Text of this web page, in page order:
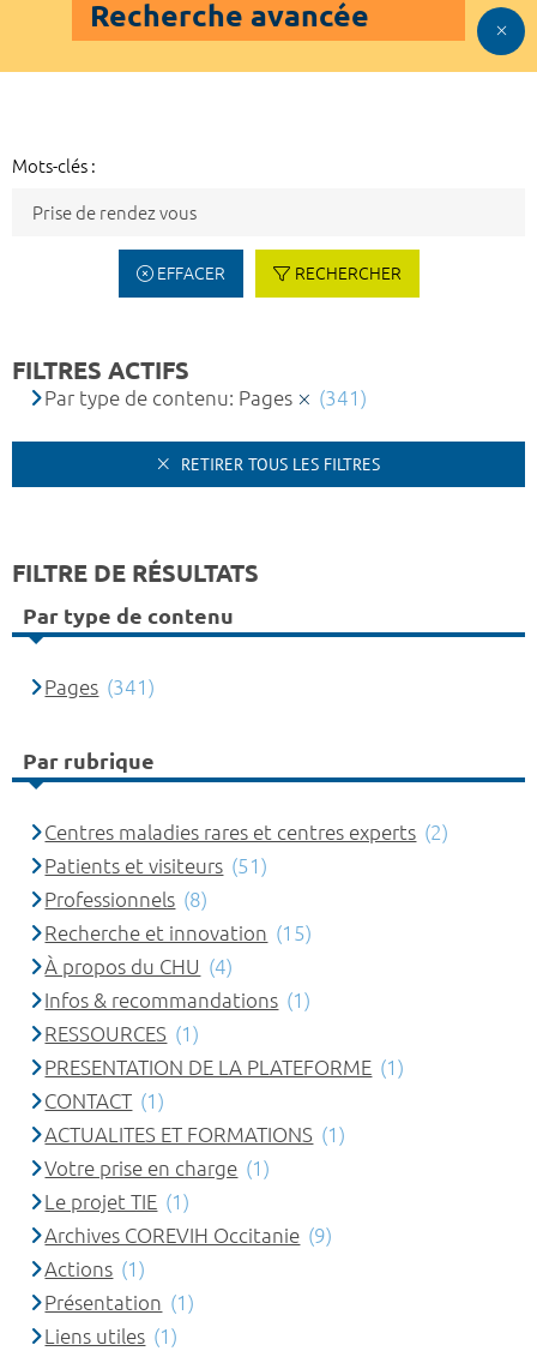
Recherche avancée
Mots-clés :
EFFACER RECHERCHER
FILTRES ACTIFS
Par type de contenu: Pages (341)
RETIRER TOUS LES FILTRES
FILTRE DE RÉSULTATS
Par type de contenu
Pages (341)
Par rubrique
Centres maladies rares et centres experts (2)
Patients et visiteurs (51)
Professionnels (8)
Recherche et innovation (15)
À propos du CHU (4)
Infos & recommandations (1)
RESSOURCES (1)
PRESENTATION DE LA PLATEFORME (1)
CONTACT (1)
ACTUALITES ET FORMATIONS (1)
Votre prise en charge (1)
Le projet TIE (1)
Archives COREVIH Occitanie (9)
Actions (1)
Présentation (1)
Liens utiles (1)